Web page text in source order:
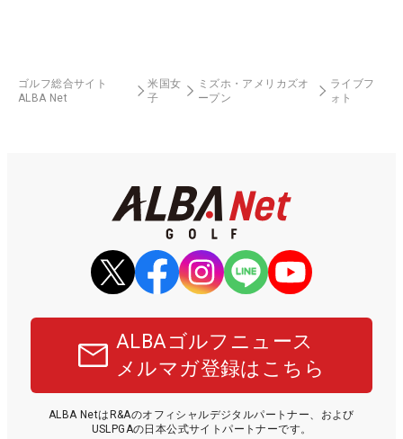
ゴルフ総合サイト
ALBA Net
米国女
子
ミズホ・アメリカズオ
ープン
ライブフ
ォト
ALBAゴルフニュース
メルマガ登録はこちら
ALBA NetはR&Aのオフィシャルデジタルパートナー、および
USLPGAの日本公式サイトパートナーです。